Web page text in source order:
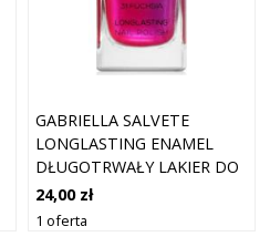
GABRIELLA SALVETE
LONGLASTING ENAMEL
DŁUGOTRWAŁY LAKIER DO
PAZNOKCI Z PERŁOWYM
BLASKIEM ODCIEŃ 31
24,00 zł
1 oferta